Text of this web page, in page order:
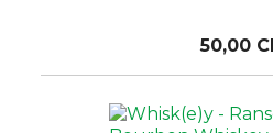
50,00